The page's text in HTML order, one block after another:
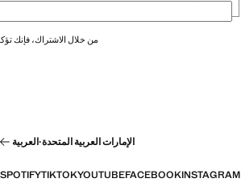
من خلال الاشتراك، فإنك
الإمارات العربية المتحدة·العربية
INSTAGRAM
FACEBOOK
YOUTUBE
TIKTOK
SPOTIFY